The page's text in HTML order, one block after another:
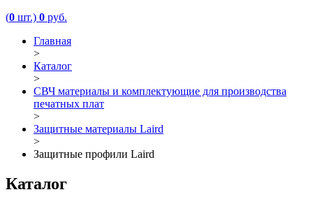
(0 шт.) 0 руб.
Главная
>
Каталог
>
СВЧ материалы и комплектующие для производства
печатных плат
>
Защитные материалы Laird
>
Защитные профили Laird
Каталог